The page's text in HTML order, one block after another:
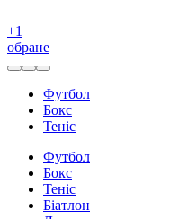
+1
обране
Футбол
Бокс
Теніс
Футбол
Бокс
Теніс
Біатлон